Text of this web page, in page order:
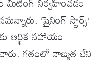
. ‘షైనింగ్స్టార్స్‘
ఆర్థిక సహాయం
. గతంలో నాణ్యత లేని